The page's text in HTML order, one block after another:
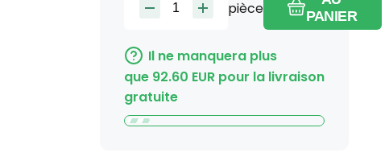
pièce
PANIER
Il ne manquera plus
que 92.60 EUR pour la livraison
gratuite